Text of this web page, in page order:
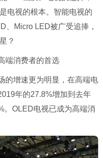
电视的根本。智能电视的
、Micro LED被广受追捧，
？
端消费者的首选
的增速更为明显，在高端电
年的27.8%增加到去年
。OLED电视已成为高端消